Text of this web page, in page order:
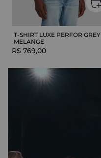
T-SHIRT LUXE PERFOR GREY
MELANGE
R$ 769,00